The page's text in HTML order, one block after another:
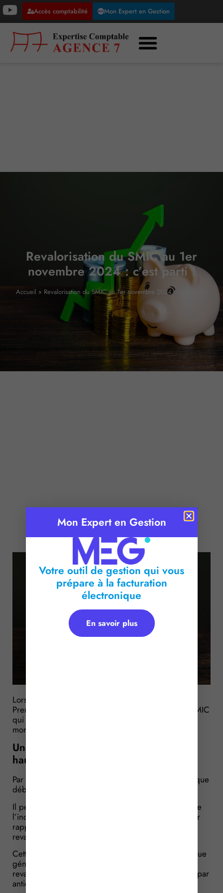
Accès comptabilité Mon Expert en Gestion
Revalorisation du SMIC au 1er
novembre 2024 : c’est parti !
Accueil » Revalorisation du SMIC au 1er novembre 2024 : c’est parti !
Publié le :
Temps de lecture : 2 minutes
Lors de sa déclaration de politique générale, le
Premier Ministre a annoncé une revalorisation du SMIC
qui interviendra au 1er novembre 2024. Pour quel
montant ?
Une revalorisation anticipée du SMIC à
hauteur de 2 %
Par principe, le montant du SMIC est revalorisé chaque
début d’année.
Il peut aussi être revalorisé en cours d’année lorsque
l’indice des prix de référence augmente de 2 % par
rapport à l’indice constaté lors de la dernière
revalorisation du SMIC.
Cette année, à l’occasion de son discours de politique
générale, le Premier ministre a annoncé une
revalorisation du SMIC dès le 1er novembre 2024, par
anticipation, à hauteur de 2 %.
Mon Expert en Gestion
Votre outil de gestion qui vous
prépare à la facturation
électronique
En savoir plus